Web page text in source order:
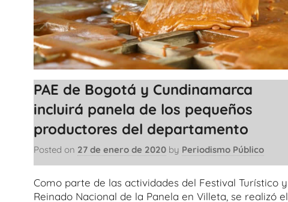
PAE de Bogotá y Cundinamarca
incluirá panela de los pequeños
productores del departamento
Posted on 27 de enero de 2020 by Periodismo Público
Como parte de las actividades del Festival Turístico y
Reinado Nacional de la Panela en Villeta, se realizó el